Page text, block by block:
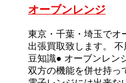
オーブンレンジ
東京・千葉・埼玉でオ
出張買取致します。
豆知識● オーブンレン
双方の機能を併せ持っ